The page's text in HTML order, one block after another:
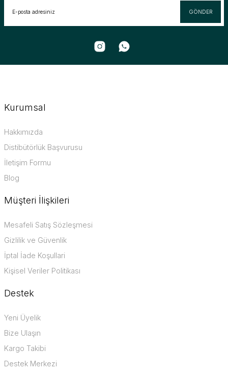
GÖNDER
Kurumsal
Hakkımızda
Distibütörlük Başvurusu
İletişim Formu
Blog
Müşteri İlişkileri
Mesafeli Satış Sözleşmesi
Gizlilik ve Güvenlik
İptal İade Koşullari
Kişisel Veriler Politikası
Destek
Yeni Üyelik
Bize Ulaşın
Kargo Takibi
Destek Merkezi